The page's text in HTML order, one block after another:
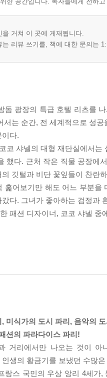
을 거쳐 이 곳에 게재됩니다.
는 리뷰 쓰기를, 책에 대한 문의는
돔 광장의 특급 호텔 리츠를
서는 순간, 전 세계적으로 성
이다.
코 샤넬의 대형 재단실에서
했다. 근처 작은 직물 공장에
깃털과 비단 꽃잎들이 찬란
훑어보기만 해도 어느 부분
다. 그녀가 좋아하는 검정과
한 패션 디자이너, 코코 샤넬 중
미식가의 도시 파리, 음악의
션의 파라다이스 파리!
거리에서만 나오는 것이
생의 황금기를 보냈던 수많
랑스 국민의 우상 앙리 4세가